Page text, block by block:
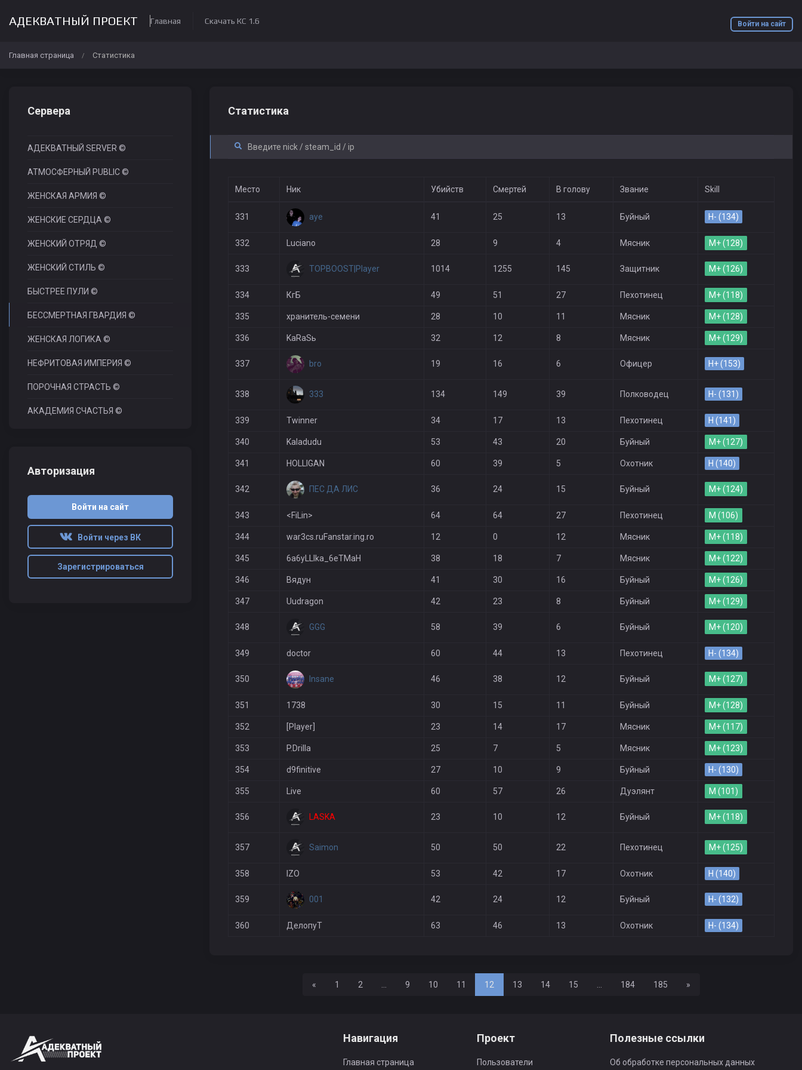
Войти на сайт
АДЕКВАТНЫЙ ПРОЕКТ Главная Скачать КС 1.6
Главная страница / Статистика
Статистика
Место Ник Убийств Смертей В голову Звание Skill
331 aye 41 25 13 Буйный H- (134)
332 Luciano 28 9 4 Мясник M+ (128)
333 TOPBOOST|Player 1014 1255 145 Защитник M+ (126)
334 КгБ 49 51 27 Пехотинец M+ (118)
335 хранитель-семени 28 10 11 Мясник M+ (128)
336 KaRaSь 32 12 8 Мясник M+ (129)
337 bro 19 16 6 Офицер H+ (153)
338 333 134 149 39 Полководец H- (131)
339 Twinner 34 17 13 Пехотинец H (141)
340 Kaladudu 53 43 20 Буйный M+ (127)
341 HOLLIGAN 60 39 5 Охотник H (140)
342 ПЕС ДА ЛИС 36 24 15 Буйный M+ (124)
343 <FiLin> 64 64 27 Пехотинец M (106)
344 war3cs.ruFanstar.ing.ro 12 0 12 Мясник M+ (118)
345 6a6yLLIka_6eTMaH 38 18 7 Мясник M+ (122)
346 Вядун 41 30 16 Буйный M+ (126)
347 Uudragon 42 23 8 Буйный M+ (129)
348 GGG 58 39 6 Буйный M+ (120)
349 doctor 60 44 13 Пехотинец H- (134)
350 Insane 46 38 12 Буйный M+ (127)
351 1738 30 15 11 Буйный M+ (128)
352 [Player] 23 14 17 Мясник M+ (117)
353 P.Drilla 25 7 5 Мясник M+ (123)
354 d9finitive 27 10 9 Буйный H- (130)
355 Live 60 57 26 Дуэлянт M (101)
356 LASKA 23 10 12 Буйный M+ (118)
357 Saimon 50 50 22 Пехотинец M+ (125)
358 IZO 53 42 17 Охотник H (140)
359 001 42 24 12 Буйный H- (132)
360 ДелопуТ 63 46 13 Охотник H- (134)
« Назад1 2 9 10 11 12 13 14 15 184 185 »
Сервера
АДЕКВАТНЫЙ SERVER ©
АТМОСФЕРНЫЙ PUBLIC ©
ЖЕНСКАЯ АРМИЯ ©
ЖЕНСКИЕ СЕРДЦА ©
ЖЕНСКИЙ ОТРЯД ©
ЖЕНСКИЙ СТИЛЬ ©
БЫСТРЕЕ ПУЛИ ©
БЕССМЕРТНАЯ ГВАРДИЯ ©
ЖЕНСКАЯ ЛОГИКА ©
НЕФРИТОВАЯ ИМПЕРИЯ ©
ПОРОЧНАЯ СТРАСТЬ ©
АКАДЕМИЯ СЧАСТЬЯ ©
Авторизация
Войти на сайт
Войти через ВК
Зарегистрироваться
Навигация
Главная страница
Проект
Пользователи
Полезные ссылки
Об обработке персональных данных